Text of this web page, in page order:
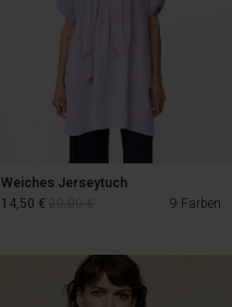
Weiches Jerseytuch
9 Farben
14,50 €
29,00 €